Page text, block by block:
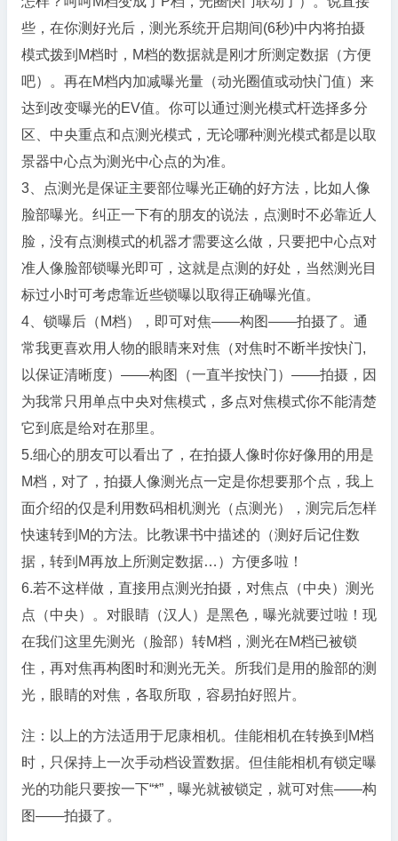
些，在你测好光后，测光系统开启期间(6秒)中内将拍摄
模式拨到M档时，M档的数据就是刚才所测定数据（方便
吧）。再在M档内加减曝光量（动光圈值或动快门值）来
达到改变曝光的EV值。你可以通过测光模式杆选择多分
区、中央重点和点测光模式，无论哪种测光模式都是以取
景器中心点为测光中心点的为准。
3、点测光是保证主要部位曝光正确的好方法，比如人像
脸部曝光。纠正一下有的朋友的说法，点测时不必靠近人
脸，没有点测模式的机器才需要这么做，只要把中心点对
准人像脸部锁曝光即可，这就是点测的好处，当然测光目
标过小时可考虑靠近些锁曝以取得正确曝光值。
4、锁曝后（M档），即可对焦——构图——拍摄了。通
常我更喜欢用人物的眼睛来对焦（对焦时不断半按快门,
以保证清晰度）——构图（一直半按快门）——拍摄，因
为我常只用单点中央对焦模式，多点对焦模式你不能清楚
它到底是给对在那里。
5.细心的朋友可以看出了，在拍摄人像时你好像用的用是
M档，对了，拍摄人像测光点一定是你想要那个点，我上
面介绍的仅是利用数码相机测光（点测光），测完后怎样
快速转到M的方法。比教课书中描述的（测好后记住数
据，转到M再放上所测定数据…）方便多啦！
6.若不这样做，直接用点测光拍摄，对焦点（中央）测光
点（中央）。对眼睛（汉人）是黑色，曝光就要过啦！现
在我们这里先测光（脸部）转M档，测光在M档已被锁
住，再对焦再构图时和测光无关。所我们是用的脸部的测
光，眼睛的对焦，各取所取，容易拍好照片。
注：以上的方法适用于尼康相机。佳能相机在转换到M档
时，只保持上一次手动档设置数据。但佳能相机有锁定曝
光的功能只要按一下“*”，曝光就被锁定，就可对焦——构
图——拍摄了。